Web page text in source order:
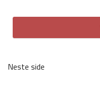
Neste side